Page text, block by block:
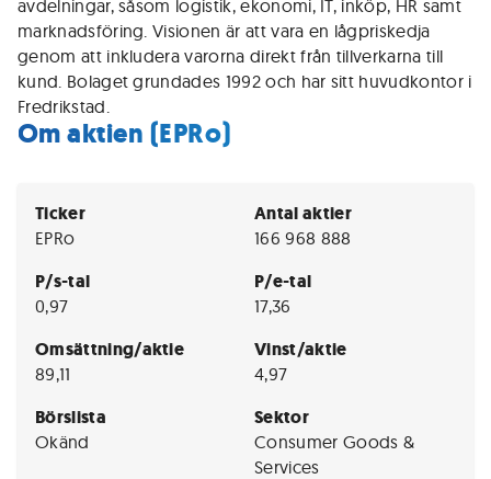
avdelningar, såsom logistik, ekonomi, IT, inköp, HR samt
marknadsföring. Visionen är att vara en lågpriskedja
genom att inkludera varorna direkt från tillverkarna till
kund. Bolaget grundades 1992 och har sitt huvudkontor i
Fredrikstad.
Om aktien (EPRo)
Ticker
EPRo
Antal aktier
166 968 888
P/s-tal
0,97
P/e-tal
17,36
Omsättning/aktie
89,11
Vinst/aktie
4,97
Börslista
Okänd
Sektor
Consumer Goods &
Services